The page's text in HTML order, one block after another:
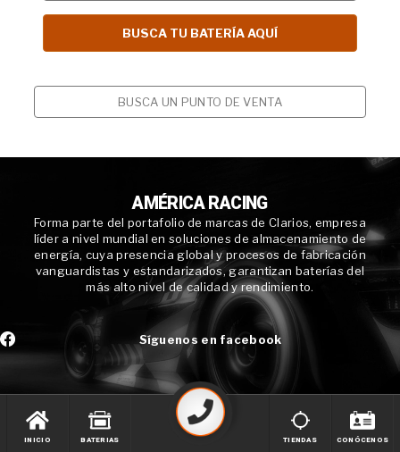
BUSCA UN PUNTO DE VENTA
AMÉRICA RACING
Forma parte del portafolio de marcas de Clarios, empresa
líder a nivel mundial en soluciones de almacenamiento de
energía, cuya presencia global y procesos de fabricación
vanguardistas y estandarizados, garantizan baterías del
más alto nivel de calidad y rendimiento.
Síguenos en facebook
INICIO BATERIAS TIENDAS CONÓCENOS